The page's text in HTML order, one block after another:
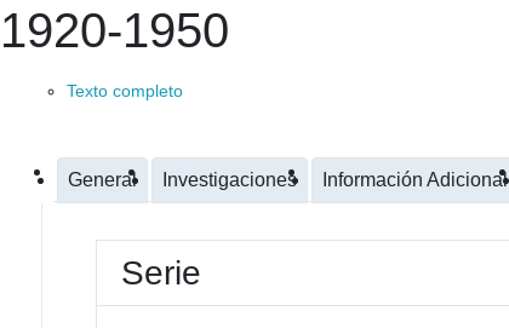
1920-1950
Texto completo
General Investigaciones Información Adicional
Serie